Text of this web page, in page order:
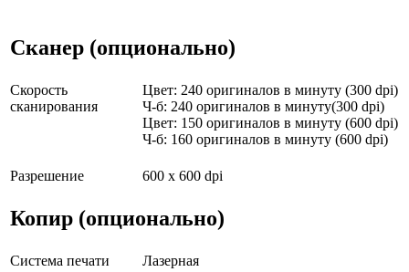
Сканер (опционально)
Скорость
сканирования
Цвет: 240 оригиналов в минуту (300 dpi)
Ч-б: 240 оригиналов в минуту(300 dpi)
Цвет: 150 оригиналов в минуту (600 dpi)
Ч-б: 160 оригиналов в минуту (600 dpi)
Разрешение 600 x 600 dpi
Копир (опционально)
Система печати
Лазерная